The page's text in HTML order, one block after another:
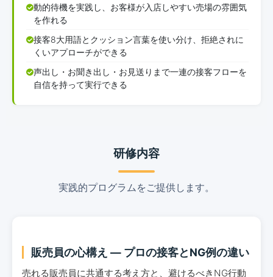
動的待機を実践し、お客様が入店しやすい売場の雰囲気
を作れる
接客8大用語とクッション言葉を使い分け、拒絶されに
くいアプローチができる
声出し・お聞き出し・お見送りまで一連の接客フローを
自信を持って実行できる
研修内容
実践的プログラムをご提供します。
販売員の心構え ― プロの接客とNG例の違い
売れる販売員に共通する考え方と、避けるべきNG行動